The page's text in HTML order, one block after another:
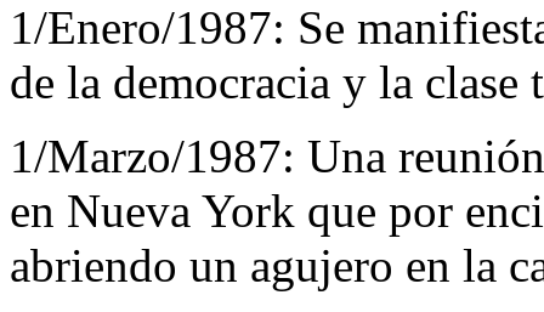
1/Enero/1987: Se
de la democracia y la clase
1/Marzo/1987: Una
en Nueva York que por
abriendo un agujero en la